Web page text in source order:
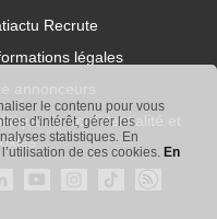
Recrute
légales
de confidentialité et
le contenu pour vous
d'intérêt, gérer les
statistiques. En
de ces cookies. En